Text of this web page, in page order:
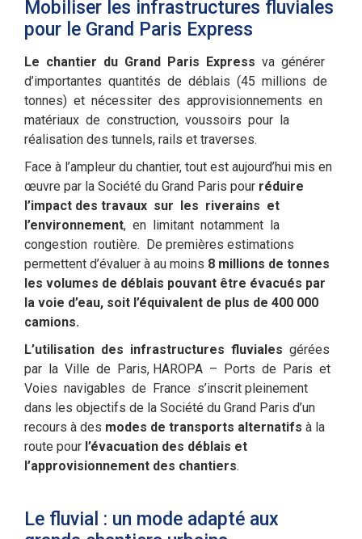
Mobiliser les infrastructures fluviales
pour le Grand Paris Express
Le chantier du Grand Paris Express va générer
d’importantes quantités de déblais (45 millions de
tonnes) et nécessiter des approvisionnements en
matériaux de construction, voussoirs pour la
réalisation des tunnels, rails et traverses.
Face à l’ampleur du chantier, tout est aujourd’hui mis en
œuvre par la Société du Grand Paris pour réduire
l’impact des travaux sur les riverains et
l’environnement, en limitant notamment la
congestion routière. De premières estimations
permettent d’évaluer à au moins 8 millions de tonnes
les volumes de déblais pouvant être évacués par
la voie d’eau, soit l’équivalent de plus de 400 000
camions.
L’utilisation des infrastructures fluviales gérées
par la Ville de Paris, HAROPA – Ports de Paris et
Voies navigables de France s’inscrit pleinement
dans les objectifs de la Société du Grand Paris d’un
recours à des modes de transports alternatifs à la
route pour l’évacuation des déblais et
l’approvisionnement des chantiers.
Le fluvial : un mode adapté aux